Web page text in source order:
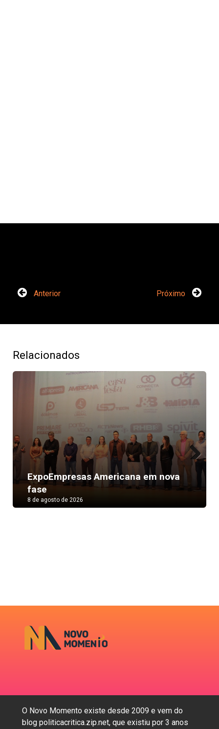
Anterior Próximo
Relacionados
ExpoEmpresas Americana em nova
fase
8 de agosto de 2026
Next
O Novo Momento existe desde 2009 e vem do
blog politicacritica.zip.net, que existiu por 3 anos